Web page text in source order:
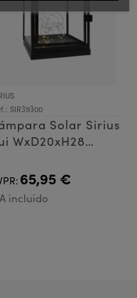
SIR39300
Solar Sirius
WxD20xH28
65,95 €
incluido